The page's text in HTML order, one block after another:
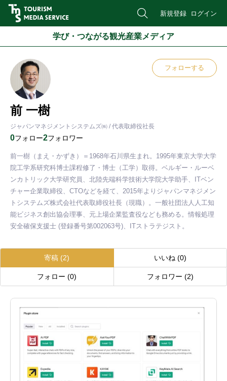
新規登録 ログイン
学び・つながる観光産業メディア
前 一樹
ジャパンマネジメントシステムズ㈱ / 代表取締役社長
0フォロー2フォロワー
フォローする
前一樹（まえ・かずき）＝1968年石川県生まれ。1995年東京大学大学
院工学系研究科博士課程修了・博士（工学）取得。ベルギー・ルーベ
ンカトリック大学研究員、北陸先端科学技術大学院大学助手、ITベン
チャー企業取締役、CTOなどを経て、2015年よりジャパンマネジメン
トシステムズ株式会社代表取締役社長（現職）。一般社団法人人工知
能ビジネス創出協会理事、元上場企業監査役なども務める。情報処理
安全確保支援士 (登録番号第002063号)、ITストラテジスト。
寄稿 (2) いいね (0)
フォロー (0) フォロワー (2)